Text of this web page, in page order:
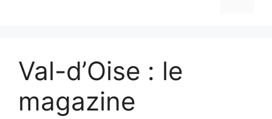
Val-d’Oise : le
magazine